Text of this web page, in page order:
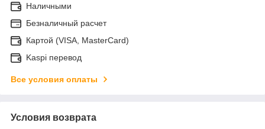
Наличными
Безналичный расчет
Картой (VISA, MasterCard)
Kaspi перевод
Все условия оплаты
Условия возврата